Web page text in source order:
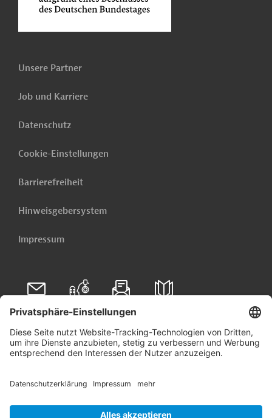
Unsere Partner
Job und Karriere
Datenschutz
Cookie-Einstellungen
Barrierefreiheit
Hinweisgebersystem
Impressum
Folgen Sie uns auf
Linkedin